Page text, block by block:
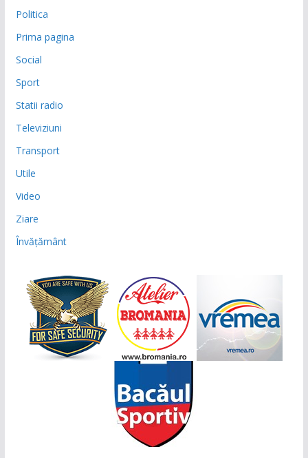
Politica
Prima pagina
Social
Sport
Statii radio
Televiziuni
Transport
Utile
Video
Ziare
Învățământ